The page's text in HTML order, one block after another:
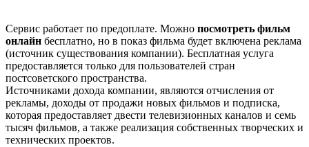
Сервис работает по предоплате. Можно посмотреть фильм
онлайн бесплатно, но в показ фильма будет включена реклама
(источник существования компании). Бесплатная услуга
предоставляется только для пользователей стран
постсоветского пространства.
Источниками дохода компании, являются отчисления от
рекламы, доходы от продажи новых фильмов и подписка,
которая предоставляет двести телевизионных каналов и семь
тысяч фильмов, а также реализация собственных творческих и
технических проектов.